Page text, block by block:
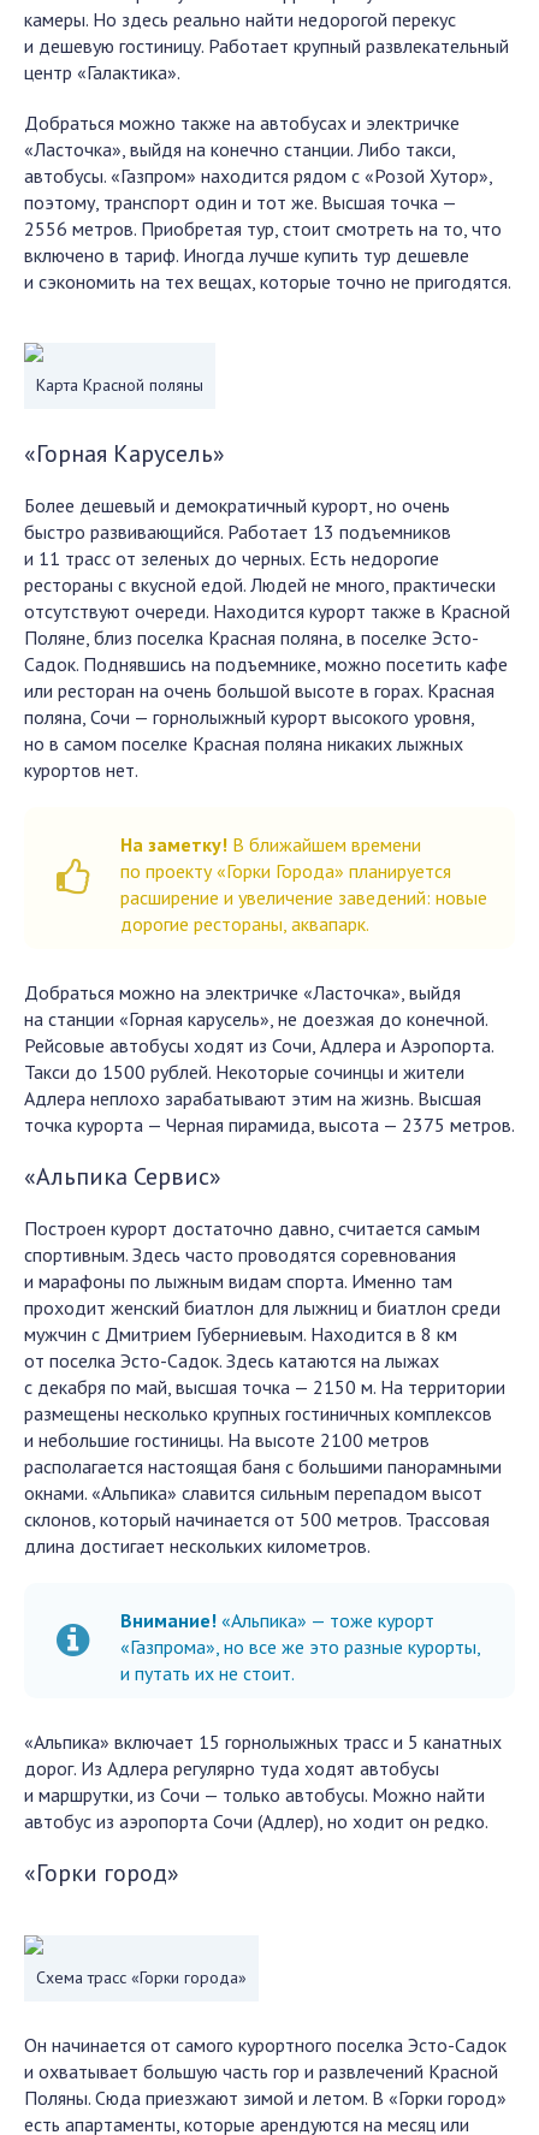
камеры. Но здесь реально найти недорогой перекус
и дешевую гостиницу. Работает крупный развлекательный
центр «Галактика».
Добраться можно также на автобусах и электричке
«Ласточка», выйдя на конечно станции. Либо такси,
автобусы. «Газпром» находится рядом с «Розой Хутор»,
поэтому, транспорт один и тот же. Высшая точка —
2556 метров. Приобретая тур, стоит смотреть на то, что
включено в тариф. Иногда лучше купить тур дешевле
и сэкономить на тех вещах, которые точно не пригодятся.
Карта Красной поляны
«Горная Карусель»
Более дешевый и демократичный курорт, но очень
быстро развивающийся. Работает 13 подъемников
и 11 трасс от зеленых до черных. Есть недорогие
рестораны с вкусной едой. Людей не много, практически
отсутствуют очереди. Находится курорт также в Красной
Поляне, близ поселка Красная поляна, в поселке Эсто-
Садок. Поднявшись на подъемнике, можно посетить кафе
или ресторан на очень большой высоте в горах. Красная
поляна, Сочи — горнолыжный курорт высокого уровня,
но в самом поселке Красная поляна никаких лыжных
курортов нет.
На заметку! В ближайшем времени
по проекту «Горки Города» планируется
расширение и увеличение заведений: новые
дорогие рестораны, аквапарк.
Добраться можно на электричке «Ласточка», выйдя
на станции «Горная карусель», не доезжая до конечной.
Рейсовые автобусы ходят из Сочи, Адлера и Аэропорта.
Такси до 1500 рублей. Некоторые сочинцы и жители
Адлера неплохо зарабатывают этим на жизнь. Высшая
точка курорта — Черная пирамида, высота — 2375 метров.
«Альпика Сервис»
Построен курорт достаточно давно, считается самым
спортивным. Здесь часто проводятся соревнования
и марафоны по лыжным видам спорта. Именно там
проходит женский биатлон для лыжниц и биатлон среди
мужчин с Дмитрием Губерниевым. Находится в 8 км
от поселка Эсто-Садок. Здесь катаются на лыжах
с декабря по май, высшая точка — 2150 м. На территории
размещены несколько крупных гостиничных комплексов
и небольшие гостиницы. На высоте 2100 метров
располагается настоящая баня с большими панорамными
окнами. «Альпика» славится сильным перепадом высот
склонов, который начинается от 500 метров. Трассовая
длина достигает нескольких километров.
Внимание! «Альпика» — тоже курорт
«Газпрома», но все же это разные курорты,
и путать их не стоит.
«Альпика» включает 15 горнолыжных трасс и 5 канатных
дорог. Из Адлера регулярно туда ходят автобусы
и маршрутки, из Сочи — только автобусы. Можно найти
автобус из аэропорта Сочи (Адлер), но ходит он редко.
«Горки город»
Схема трасс «Горки города»
Он начинается от самого курортного поселка Эсто-Садок
и охватывает большую часть гор и развлечений Красной
Поляны. Сюда приезжают зимой и летом. В «Горки город»
есть апартаменты, которые арендуются на месяц или